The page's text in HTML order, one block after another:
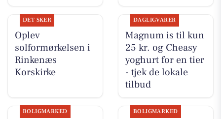
DET SKER
Oplev
solformørkelsen i
Rinkenæs
Korskirke
DAGLIGVARER
Magnum is til kun
25 kr. og Cheasy
yoghurt for en tier
- tjek de lokale
tilbud
BOLIGMARKED BOLIGMARKED